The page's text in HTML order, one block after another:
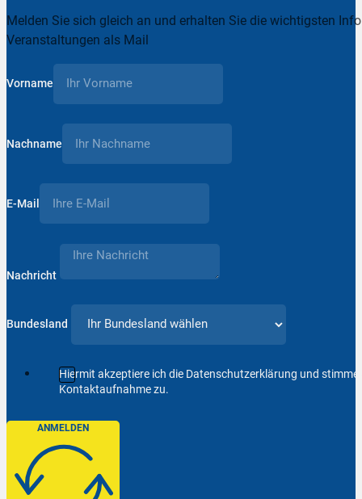
Melden Sie sich gleich an und erhalten Sie die wichtigsten
Veranstaltungen als Mail
Vorname
Nachname
E-Mail
Nachricht
Bundesland
Hiermit akzeptiere ich die Datenschutzerklärung und
Kontaktaufnahme zu.
ANMELDEN